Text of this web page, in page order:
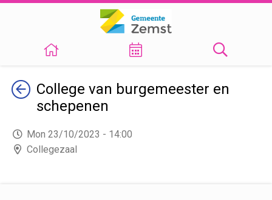
TerugCollege van burgemeester en
schepenen
Mon 23/10/2023 - 14:00
Collegezaal